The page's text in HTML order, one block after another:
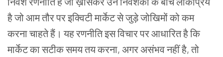
है जो आम तौर पर इक्विटी मार्केट से जुड़े जोखिमों को कम
करना चाहते हैं। यह रणनीति इस विचार पर आधारित है कि
मार्केट का सटीक समय तय करना, अगर असंभव नहीं है, तो